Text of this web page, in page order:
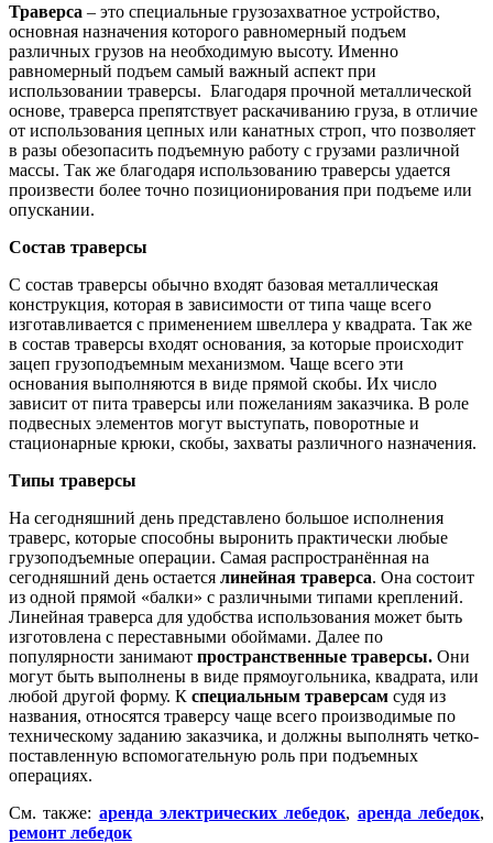
Траверса – это специальные грузозахватное устройство,
основная назначения которого равномерный подъем
различных грузов на необходимую высоту. Именно
равномерный подъем самый важный аспект при
использовании траверсы. Благодаря прочной металлической
основе, траверса препятствует раскачиванию груза, в отличие
от использования цепных или канатных строп, что позволяет
в разы обезопасить подъемную работу с грузами различной
массы. Так же благодаря использованию траверсы удается
произвести более точно позиционирования при подъеме или
опускании.
Состав траверсы
С состав траверсы обычно входят базовая металлическая
конструкция, которая в зависимости от типа чаще всего
изготавливается с применением швеллера у квадрата. Так же
в состав траверсы входят основания, за которые происходит
зацеп грузоподъемным механизмом. Чаще всего эти
основания выполняются в виде прямой скобы. Их число
зависит от пита траверсы или пожеланиям заказчика. В роле
подвесных элементов могут выступать, поворотные и
стационарные крюки, скобы, захваты различного назначения.
Типы траверсы
На сегодняшний день представлено большое исполнения
траверс, которые способны выронить практически любые
грузоподъемные операции. Самая распространённая на
сегодняшний день остается линейная траверса. Она состоит
из одной прямой «балки» с различными типами креплений.
Линейная траверса для удобства использования может быть
изготовлена с переставными обоймами. Далее по
популярности занимают пространственные траверсы. Они
могут быть выполнены в виде прямоугольника, квадрата, или
любой другой форму. К специальным траверсам судя из
названия, относятся траверсу чаще всего производимые по
техническому заданию заказчика, и должны выполнять четко-
поставленную вспомогательную роль при подъемных
операциях.
См. также: аренда электрических лебедок, аренда лебедок,
ремонт лебедок